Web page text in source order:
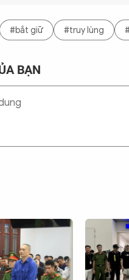
#bắt giữ #truy lùng
BẠN